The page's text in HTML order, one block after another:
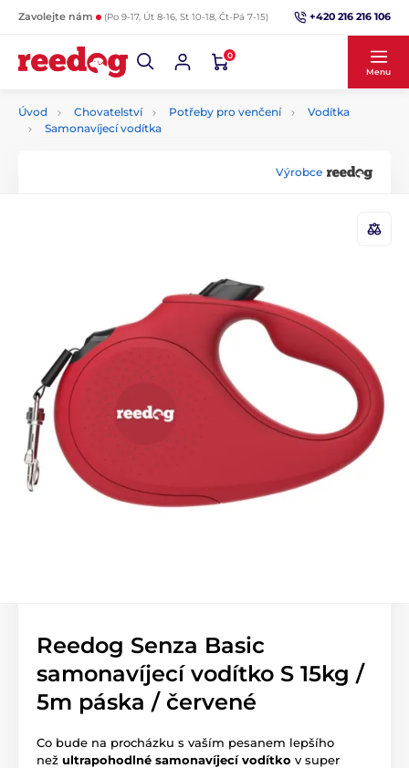
Zavolejte nám (Po 9-17, Út 8-16, St 10-18, Čt-Pá 7-15) +420 216 216 106
0
Menu
Úvod Chovatelství Potřeby pro venčení
Vodítka
Samonavíjecí vodítka
Výrobce
Reedog Senza Basic
samonavíjecí vodítko S 15kg /
5m páska / červené
Co bude na procházku s vaším pesanem lepšího
než ultrapohodlné samonavíjecí vodítko v super